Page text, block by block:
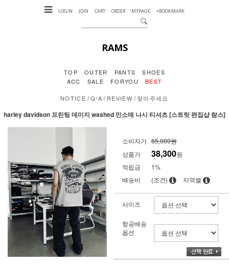
LOGIN JOIN CART ORDER MYPAGE +BOOKMARK
RAMS
TOP OUTER PANTS
SHOES
ACC
SALE FORYOU BEST
NOTICE /Q/A /REVIEW /찾아주세요
harley davidson 프린팅 데미지 washed 민소매 나시 티셔츠 [스트릿 편집샵 람스]
소비자가 65,000원
상품가
38,300원
적립금
1%
배송비
(조건) 지역별
사이즈
항공배송
옵션